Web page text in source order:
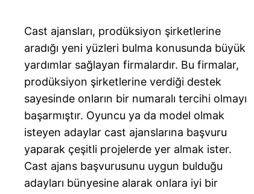
Cast ajansları, prodüksiyon şirketlerine
aradığı yeni yüzleri bulma konusunda büyük
yardımlar sağlayan firmalardır. Bu firmalar,
prodüksiyon şirketlerine verdiği destek
sayesinde onların bir numaralı tercihi olmayı
başarmıştır. Oyuncu ya da model olmak
isteyen adaylar cast ajanslarına başvuru
yaparak çeşitli projelerde yer almak ister.
Cast ajans başvurusunu uygun bulduğu
adayları bünyesine alarak onlara iyi bir